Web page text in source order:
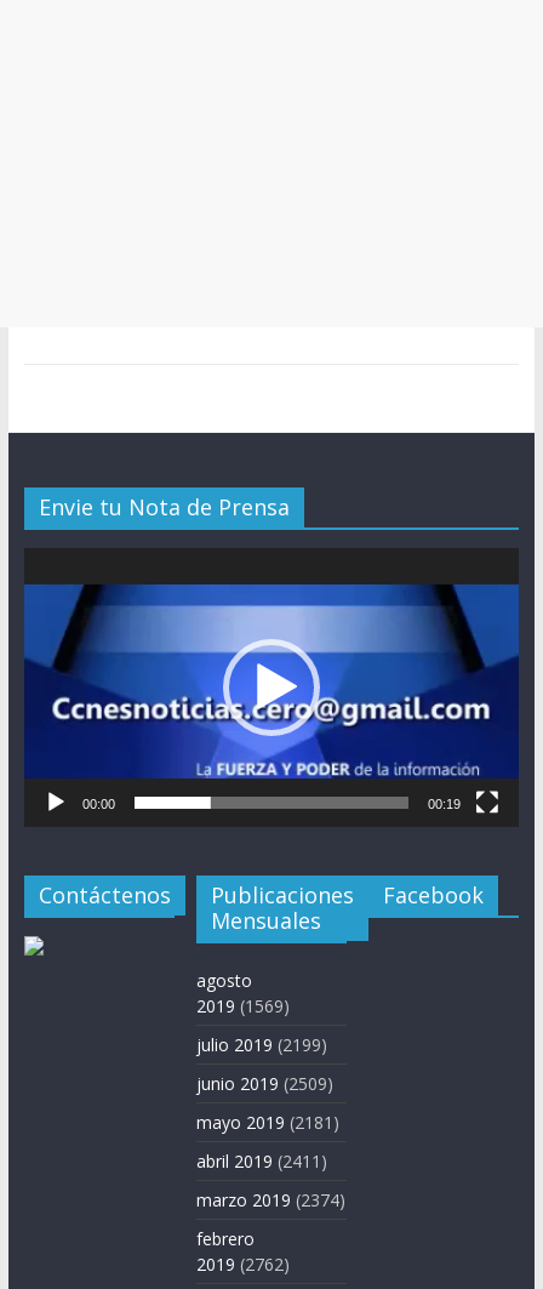
Envie tu Nota de Prensa
de
00:00 00:19
Contáctenos
Publicaciones
Mensuales
agosto
2019 (1569)
julio 2019 (2199)
junio 2019 (2509)
mayo 2019 (2181)
abril 2019 (2411)
marzo 2019 (2374)
febrero
2019 (2762)
Facebook